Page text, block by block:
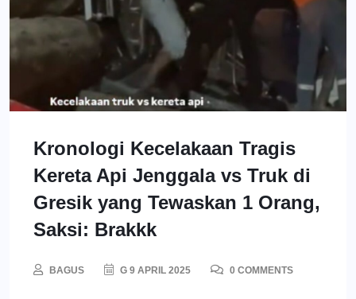
Kronologi Kecelakaan Tragis
Kereta Api Jenggala vs Truk di
Gresik yang Tewaskan 1 Orang,
Saksi: Brakkk
BAGUS G 9 APRIL 2025 0 COMMENTS